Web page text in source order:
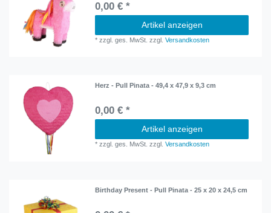
0,00 € *
Artikel anzeigen
*zzgl. ges. MwSt. zzgl.Versandkosten
Herz - Pull Pinata - 49,4 x 47,9 x 9,3 cm
0,00 € *
Artikel anzeigen
*zzgl. ges. MwSt. zzgl.Versandkosten
Birthday Present - Pull Pinata - 25 x 20 x 24,5 cm